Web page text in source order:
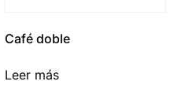
Café doble
Leer más